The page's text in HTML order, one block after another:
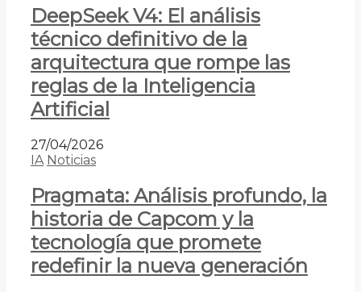
DeepSeek V4: El análisis
técnico definitivo de la
arquitectura que rompe las
reglas de la Inteligencia
Artificial
27/04/2026
IA Noticias
Pragmata: Análisis profundo, la
historia de Capcom y la
tecnología que promete
redefinir la nueva generación